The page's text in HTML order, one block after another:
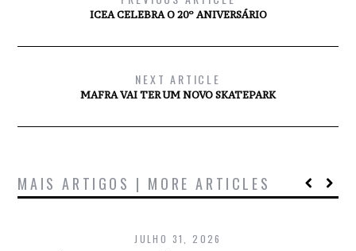
ICEA CELEBRA O 20º ANIVERSÁRIO
NEXT ARTICLE
MAFRA VAI TER UM NOVO SKATEPARK
MAIS ARTIGOS | MORE ARTICLES
JULHO 31, 2026